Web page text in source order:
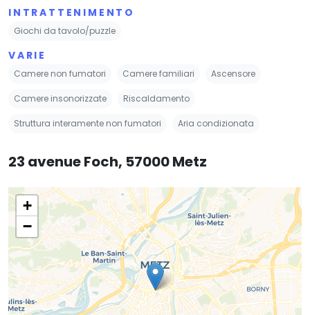
INTRATTENIMENTO
Giochi da tavolo/puzzle
VARIE
Camere non fumatori Camere familiari Ascensore
Camere insonorizzate Riscaldamento
Struttura interamente non fumatori Aria condizionata
23 avenue Foch, 57000 Metz
+
−